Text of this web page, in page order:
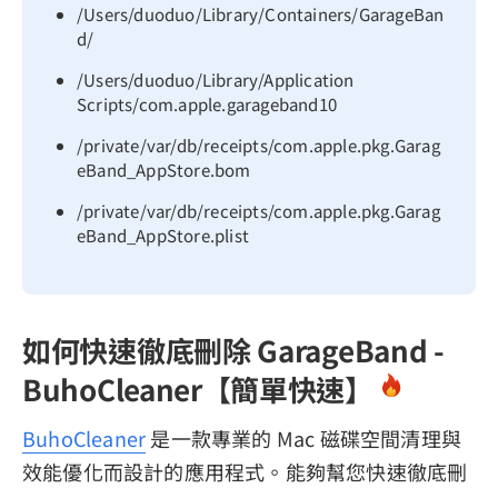
/Users/duoduo/Library/Containers/GarageBan
d/
/Users/duoduo/Library/Application
Scripts/com.apple.garageband10
/private/var/db/receipts/com.apple.pkg.Garag
eBand_AppStore.bom
/private/var/db/receipts/com.apple.pkg.Garag
eBand_AppStore.plist
如何快速徹底刪除 GarageBand -
BuhoCleaner【簡單快速】
BuhoCleaner是一款專業的 Mac 磁碟空間清理與
效能優化而設計的應用程式。能夠幫您快速徹底刪